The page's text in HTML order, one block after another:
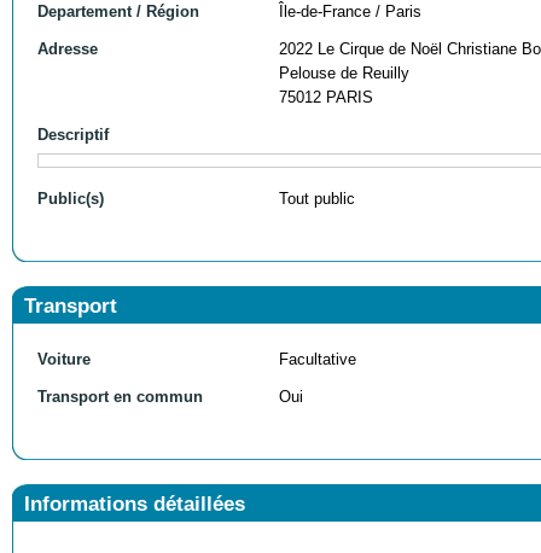
Departement / Région Île-de-France / Paris
Adresse
2022 Le Cirque de Noël Christiane
Pelouse de Reuilly
75012 PARIS
Descriptif
Public(s) Tout public
Transport
Voiture Facultative
Transport en commun Oui
Informations détaillées